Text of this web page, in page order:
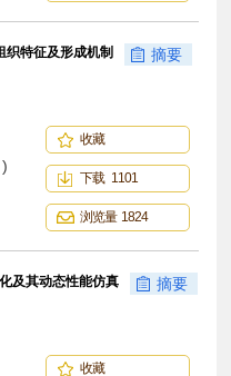
织特征及形成机制 摘要
收藏
下载 1101
浏览量 1824
及其动态性能仿真 摘要
收藏